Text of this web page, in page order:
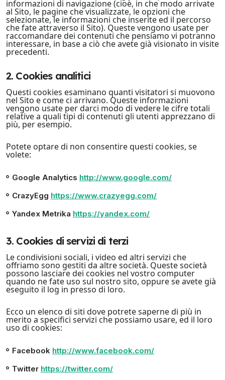
informazioni di navigazione (cioè, in che modo arrivate
al Sito, le pagine che visualizzate, le opzioni che
selezionate, le informazioni che inserite ed il percorso
che fate attraverso il Sito). Queste vengono usate per
raccomandare dei contenuti che pensiamo vi potranno
interessare, in base a ciò che avete già visionato in visite
precedenti.
2. Cookies analitici
Questi cookies esaminano quanti visitatori si muovono
nel Sito e come ci arrivano. Queste informazioni
vengono usate per darci modo di vedere le cifre totali
relative a quali tipi di contenuti gli utenti apprezzano di
più, per esempio.
Potete optare di non consentire questi cookies, se
volete:
Google Analytics http://www.google.com/
CrazyEgg https://www.crazyegg.com/
Yandex Metrika https://yandex.com/
3. Cookies di servizi di terzi
Le condivisioni sociali, i video ed altri servizi che
offriamo sono gestiti da altre società. Queste società
possono lasciare dei cookies nel vostro computer
quando ne fate uso sul nostro sito, oppure se avete già
eseguito il log in presso di loro.
Ecco un elenco di siti dove potrete saperne di più in
merito a specifici servizi che possiamo usare, ed il loro
uso di cookies:
Facebook http://www.facebook.com/
Twitter https://twitter.com/